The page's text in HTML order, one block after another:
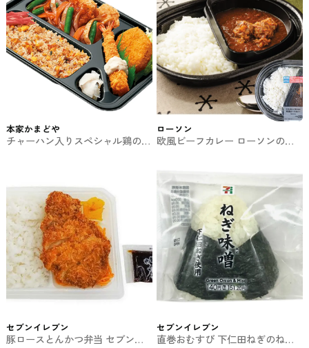
本家かまどや
チャーハン入りスペシャル鶏の甘
ローソン
欧風ビーフカレー ローソンのお
セブンイレブン
豚ロースとんかつ弁当 セブンの
セブンイレブン
直巻おむすび 下仁田ねぎのねぎ